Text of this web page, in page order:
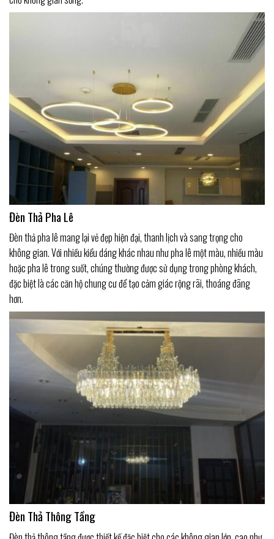
Đèn Thả Pha Lê
Đèn thả pha lê mang lại vẻ đẹp hiện đại, thanh lịch và sang trọng cho
không gian. Với nhiều kiểu dáng khác nhau như pha lê một màu, nhiều màu
hoặc pha lê trong suốt, chúng thường được sử dụng trong phòng khách,
đặc biệt là các căn hộ chung cư để tạo cảm giác rộng rãi, thoáng đãng
hơn.
Đèn Thả Thông Tầng